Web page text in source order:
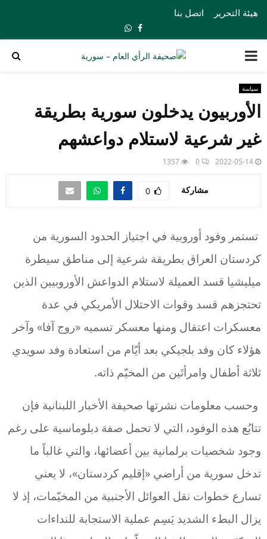
هيئة التحرير اتصل بنا
Facebook
Whatsapp
PRIMARY
MENU
سياسة
الأوربيون يدخلون سورية بطريقة
غير شرعية لاستلام دواعشهم
2022-05-14
0
1357
مشاركة 0
تستمر وفود أوروبية في اجتياز الحدود السورية من
كردستان العراق بطريقة شرعية إلى مناطق سيطرة
ميليشيا قسد العميلة لاستلام الدواعش الأوروبيين الذين
تحتجزهم قسد وقوات الاحتلال الأمريكي في عدة
معسكرات اعتقال ومنها معسكر تسميه «روج آفا» وآخر
هؤلاء كان وفد بلجيكي بعد أيّام من استعادة وفد سويدي
ثلاثة أطفال وامرأتَين من المخيّم ذاته.
وحسب معلومات نشرتها صحيفة الأخبار اللبنانية فإن
تتابُع هذه الوفود، التي لا تحمل صفة دبلوماسية على رغم
وجود شخصيات برلمانية بين أعضائها، والتي غالباً ما
تدخل سورية من أراضي «إقليم كردستان»، لا يعني
تسارع خطوات نقل العوائل الأجنبية من المخيّمات، إذ لا
يزال البطء الشديد يَسِم عملية الاستجابة للنداءات